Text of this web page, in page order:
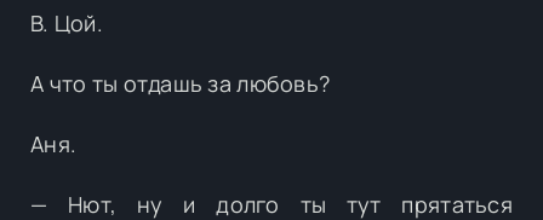
В. Цой.
А что ты отдашь за любовь?
Аня.
— Нют, ну и долго ты тут прятаться